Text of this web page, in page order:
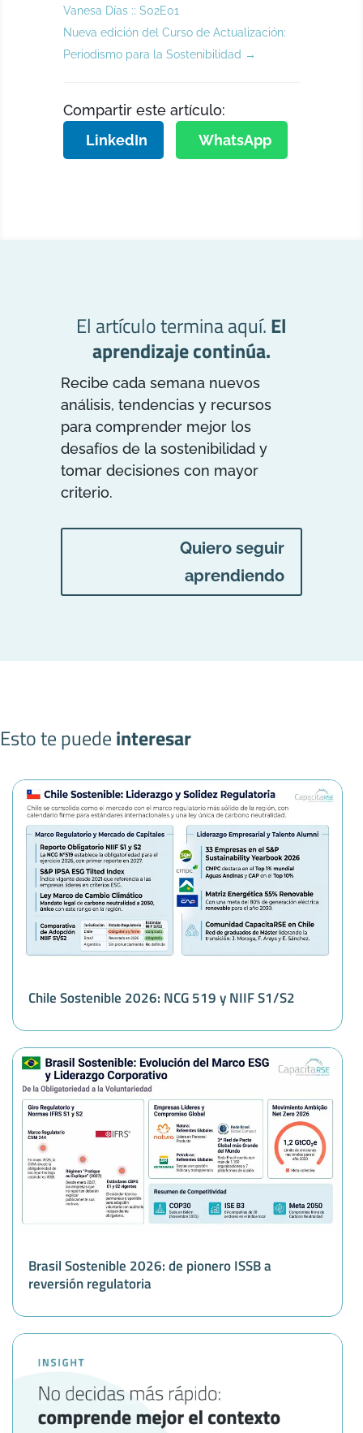
Vanesa Días :: S02E01
Nueva edición del Curso de Actualización:
Periodismo para la Sostenibilidad →
Compartir este artículo:
LinkedIn
WhatsApp
El artículo termina aquí.El
aprendizaje continúa.
Recibe cada semana nuevos
análisis, tendencias y recursos
para comprender mejor los
desafíos de la sostenibilidad y
tomar decisiones con mayor
criterio.
Quiero seguir
aprendiendo
Esto te puedeinteresar
Chile Sostenible 2026: NCG 519 y NIIF S1/S2
Brasil Sostenible 2026: de pionero ISSB a
reversión regulatoria